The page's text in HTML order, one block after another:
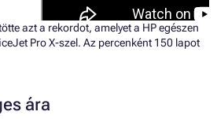
azt a rekordot, amelyet a HP egészen
Pro X-szel. Az percenként 150 lapot
ára